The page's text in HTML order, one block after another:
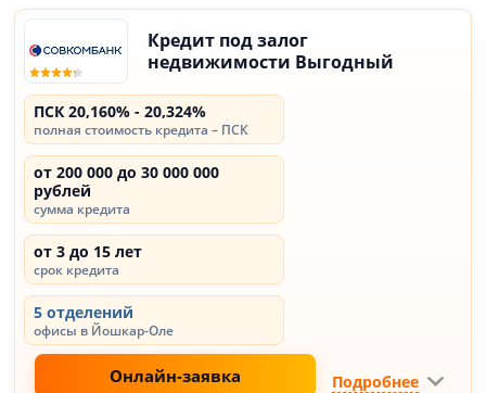
Кредит под залог
недвижимости Выгодный
ПСК 20,160% - 20,324%
полная стоимость кредита – ПСК
от 200 000 до 30 000 000
рублей
сумма кредита
от 3 до 15 лет
срок кредита
5 отделений
офисы в Йошкар-Оле
Онлайн-заявка Подробнее